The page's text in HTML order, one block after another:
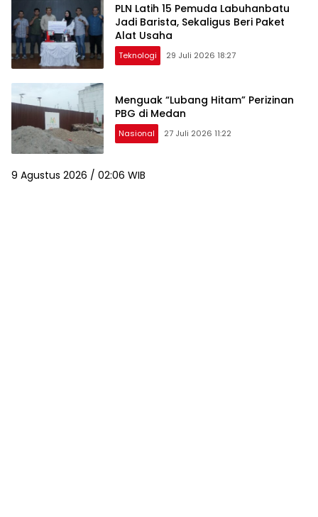
PLN Latih 15 Pemuda Labuhanbatu
Jadi Barista, Sekaligus Beri Paket
Alat Usaha
Teknologi 29 Juli 2026 18:27
Menguak “Lubang Hitam” Perizinan
PBG di Medan
Nasional 27 Juli 2026 11:22
9 Agustus 2026 / 02:06 WIB